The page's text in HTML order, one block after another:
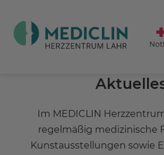
Im MEDICLIN
regelmäßig medizinische
Kunstausstellungen sowie